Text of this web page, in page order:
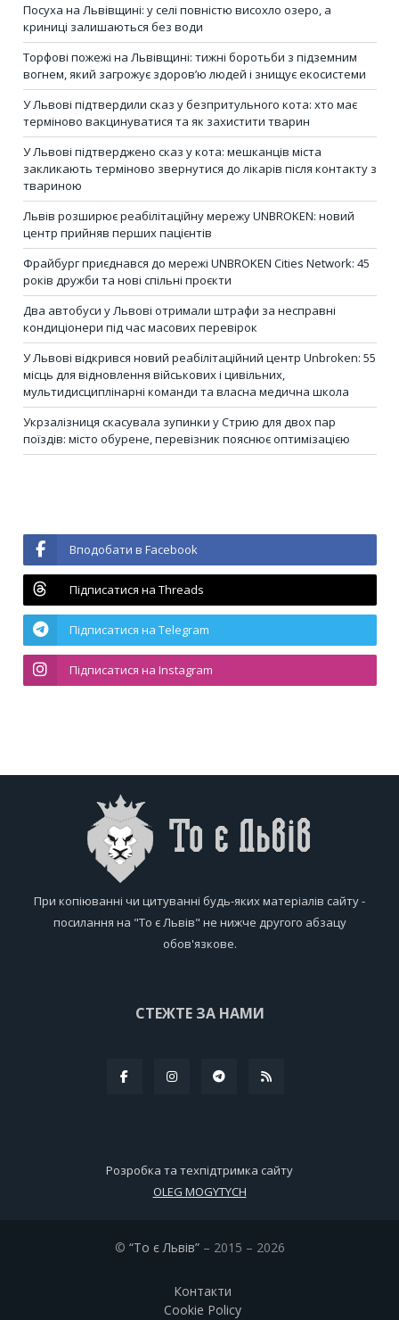
Посуха на Львівщині: у селі повністю висохло озеро, а
криниці залишаються без води
Торфові пожежі на Львівщині: тижні боротьби з підземним
вогнем, який загрожує здоров’ю людей і знищує екосистеми
У Львові підтвердили сказ у безпритульного кота: хто має
терміново вакцинуватися та як захистити тварин
У Львові підтверджено сказ у кота: мешканців міста
закликають терміново звернутися до лікарів після контакту з
твариною
Львів розширює реабілітаційну мережу UNBROKEN: новий
центр прийняв перших пацієнтів
Фрайбург приєднався до мережі UNBROKEN Cities Network: 45
років дружби та нові спільні проєкти
Два автобуси у Львові отримали штрафи за несправні
кондиціонери під час масових перевірок
У Львові відкрився новий реабілітаційний центр Unbroken: 55
місць для відновлення військових і цивільних,
мультидисциплінарні команди та власна медична школа
Укрзалізниця скасувала зупинки у Стрию для двох пар
поїздів: місто обурене, перевізник пояснює оптимізацією
Вподобати в Facebook
Підписатися на Threads
Підписатися на Telegram
Підписатися на Instagram
При копіюванні чи цитуванні будь-яких матеріалів сайту -
посилання на "То є Львів" не нижче другого абзацу
обов'язкове.
СТЕЖТЕ ЗА НАМИ
Розробка та техпідтримка сайту
OLEG MOGYTYCH
© “То є Львів”– 2015 – 2026
Контакти
Cookie Policy